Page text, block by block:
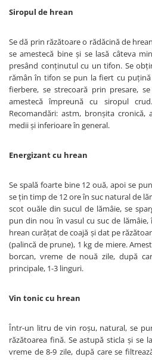
Siropul de hrean
Se dă prin răzătoare o rădăcină de
se amestecă bine şi se lasă câteva
presând conţinutul cu un tifon. Se
rămân în tifon se pun la fiert cu puţină
fierbere, se strecoară prin presare,
amestecă împreună cu siropul
Recomandări: astm, bronşita
medii şi inferioare în general.
Energizant cu hrean
Se spală foarte bine 12 ouă, apoi se
se ţin timp de 12 ore în suc natural de
scot ouăle din sucul de lămâie, se
pun din nou în vasul cu suc de lămâie,
hrean curăţat de coajă şi dat pe
(palincă de prune), 1 kg de miere.
borcan, vreme de nouă zile, după
principale, 1-3 linguri.
Vin tonic cu hrean
Într-un litru de vin roşu, natural, se
răzătoarea fină. Se astupă sticla şi se
vreme de 8-9 zile, după care se